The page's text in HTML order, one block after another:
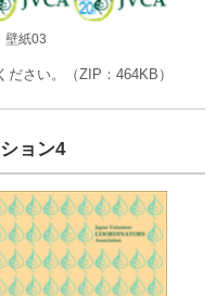
壁紙03
さい。（ZIP：464KB）
ョン4